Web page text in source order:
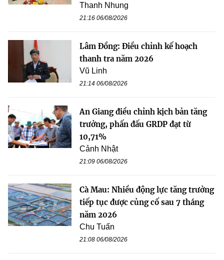
Thanh Nhung
21:16 06/08/2026
Lâm Đồng: Điều chỉnh kế hoạch
thanh tra năm 2026
Vũ Linh
21:14 06/08/2026
An Giang điều chỉnh kịch bản tăng
trưởng, phấn đấu GRDP đạt từ
10,71%
Cảnh Nhật
21:09 06/08/2026
Cà Mau: Nhiều động lực tăng trưởng
tiếp tục được củng cố sau 7 tháng
năm 2026
Chu Tuấn
21:08 06/08/2026